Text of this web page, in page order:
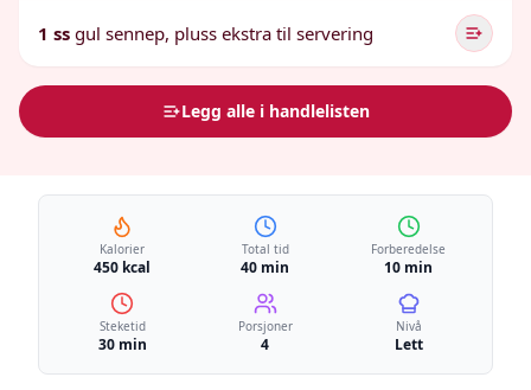
1 ss gul sennep, pluss ekstra til servering
Legg alle i handlelisten
Kalorier
450 kcal
Total tid
40 min
Forberedelse
10 min
Steketid
30 min
Porsjoner
4
Nivå
Lett